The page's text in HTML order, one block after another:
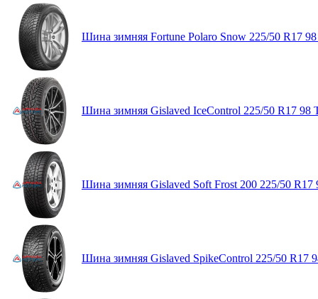
Шина зимняя Fortune Polaro Snow 225/50 R17
Шина зимняя Gislaved IceControl 225/50 R17 98
Шина зимняя Gislaved Soft Frost 200 225/50 R17
Шина зимняя Gislaved SpikeControl 225/50 R17